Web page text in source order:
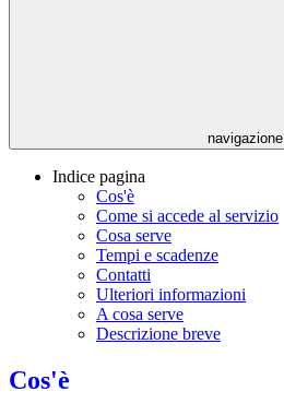
navigazione
Indice pagina
Cos'è
Come si accede al servizio
Cosa serve
Tempi e scadenze
Contatti
Ulteriori informazioni
A cosa serve
Descrizione breve
Cos'è